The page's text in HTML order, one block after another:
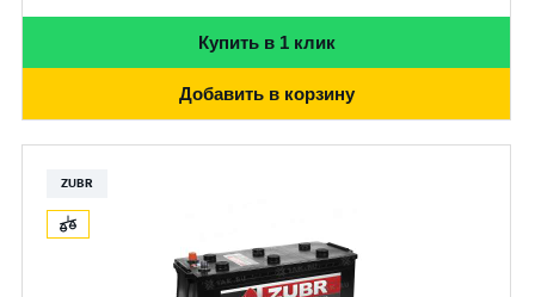
Купить в 1 клик
Добавить в корзину
ZUBR